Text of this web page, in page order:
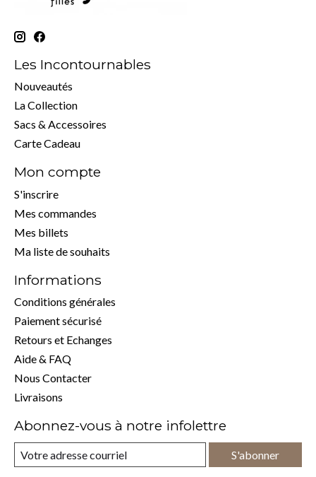
Les Incontournables
Nouveautés
La Collection
Sacs & Accessoires
Carte Cadeau
Mon compte
S'inscrire
Mes commandes
Mes billets
Ma liste de souhaits
Informations
Conditions générales
Paiement sécurisé
Retours et Echanges
Aide & FAQ
Nous Contacter
Livraisons
Abonnez-vous à notre infolettre
S'abonner